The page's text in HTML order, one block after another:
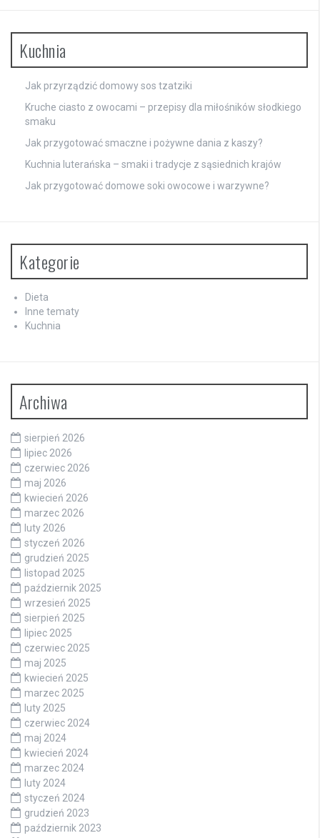
Kuchnia
Jak przyrządzić domowy sos tzatziki
Kruche ciasto z owocami – przepisy dla miłośników słodkiego
smaku
Jak przygotować smaczne i pożywne dania z kaszy?
Kuchnia luterańska – smaki i tradycje z sąsiednich krajów
Jak przygotować domowe soki owocowe i warzywne?
Kategorie
Dieta
Inne tematy
Kuchnia
Archiwa
sierpień 2026
lipiec 2026
czerwiec 2026
maj 2026
kwiecień 2026
marzec 2026
luty 2026
styczeń 2026
grudzień 2025
listopad 2025
październik 2025
wrzesień 2025
sierpień 2025
lipiec 2025
czerwiec 2025
maj 2025
kwiecień 2025
marzec 2025
luty 2025
czerwiec 2024
maj 2024
kwiecień 2024
marzec 2024
luty 2024
styczeń 2024
grudzień 2023
październik 2023